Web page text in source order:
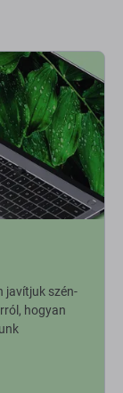
javítjuk szén-
hogyan